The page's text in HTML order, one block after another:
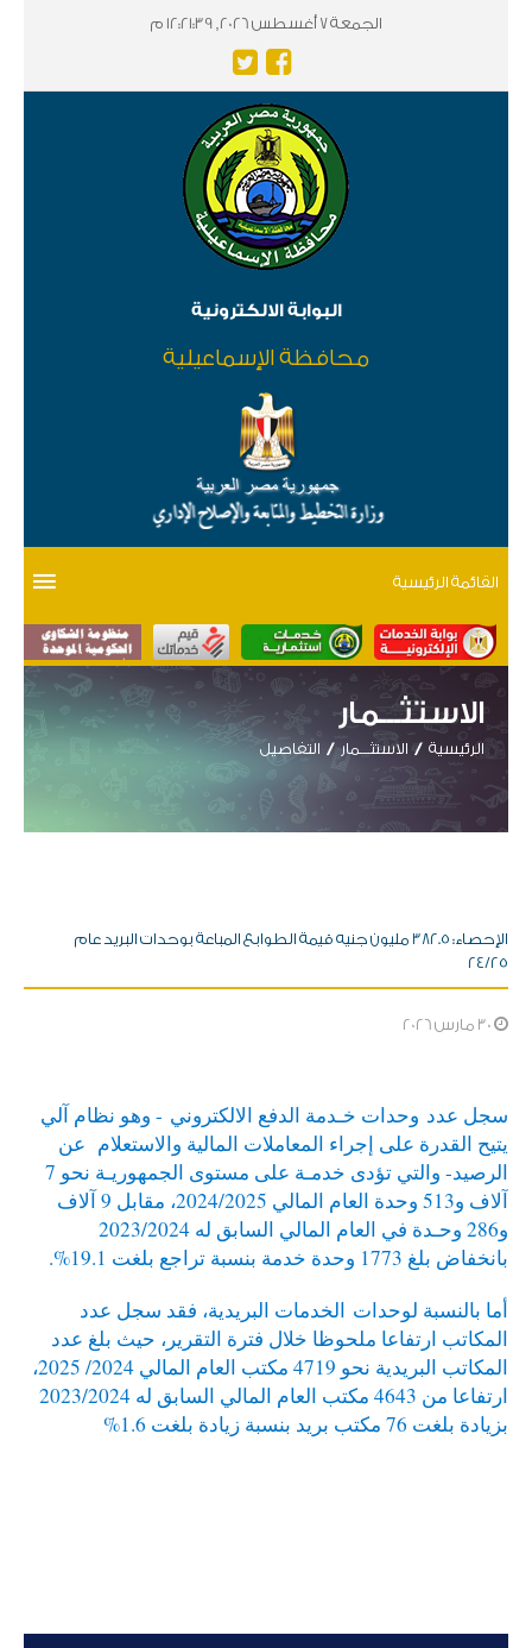
الجمعة 7 أغسطس 2026, 12:21:39 م
البوابة الالكترونية
محافظة الإسماعيلية
القائمة الرئيسية
الاستثـــمار
الرئيسية الاستثـــمار التفاصيل
الإحصاء: 382.5 مليون جنيه قيمة الطوابع المباعة بوحدات البريد عام
24/25
سجل عدد وحدات خـدمة الدفع الالكتروني - وهو نظام آلي
يتيح القدرة على إجراء المعاملات المالية والاستعلام عن
الرصيد- والتي تؤدى خدمـة على مستوى الجمهوريـة نحو 7
آلاف و513 وحدة العام المالي 2024/2025، مقابل 9 آلاف
و286 وحـدة في العام المالي السابق له 2023/2024
بانخفاض بلغ 1773 وحدة خدمة بنسبة تراجع بلغت 19.1%.
أما بالنسبة لوحدات الخدمات البريدية، فقد سجل عدد
المكاتب ارتفاعا ملحوظا خلال فترة التقرير، حيث بلغ عدد
المكاتب البريدية نحو 4719 مكتب العام المالي 2024/ 2025،
ارتفاعا من 4643 مكتب العام المالي السابق له 2023/2024
بزيادة بلغت 76 مكتب بريد بنسبة زيادة بلغت 1.6%